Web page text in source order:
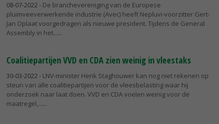
08-07-2022 - De branchevereniging van de Europese
pluimveeverwerkende industrie (Avec) heeft Nepluvi-voorzitter Gert-
Jan Oplaat voorgedragen als nieuwe president. Tijdens de General
Assembly in het...
Coalitiepartijen VVD en CDA zien weinig in vleestaks
30-03-2022 - LNV-minister Henk Staghouwer kan nog niet rekenen op
steun van alle coalitiepartijen voor de vleesbelasting waar hij
onderzoek naar laat doen. VVD en CDA voelen weinig voor de
maatregel,...